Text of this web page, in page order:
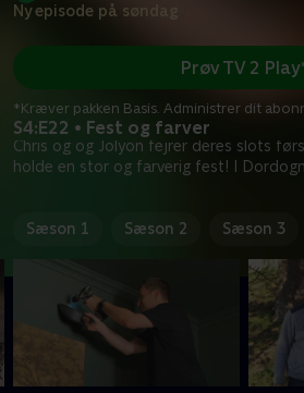
Ny episode på søndag
S4:E22 • Fest og farver
Chris og og Jolyon fejrer deres slots
holde en stor og farverig fest! I
Prøv TV 2
*Kræver pakken Basis. Administrer dit
Sæson 1 Sæson 2 Sæson 3